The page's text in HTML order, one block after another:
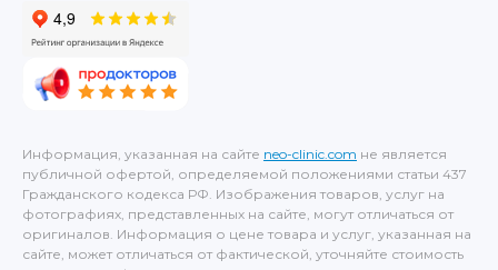
Информация, указанная на сайте neo-clinic.com не является
публичной офертой, определяемой положениями статьи 437
Гражданского кодекса РФ. Изображения товаров, услуг на
фотографиях, представленных на сайте, могут отличаться от
оригиналов. Информация о цене товара и услуг, указанная на
сайте, может отличаться от фактической, уточняйте стоимость